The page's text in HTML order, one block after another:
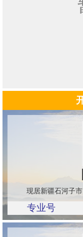
现居新疆石河子市
专业号